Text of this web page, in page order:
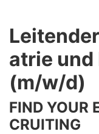
atrie
(m/w/d)
FIND YOUR
CRUITING